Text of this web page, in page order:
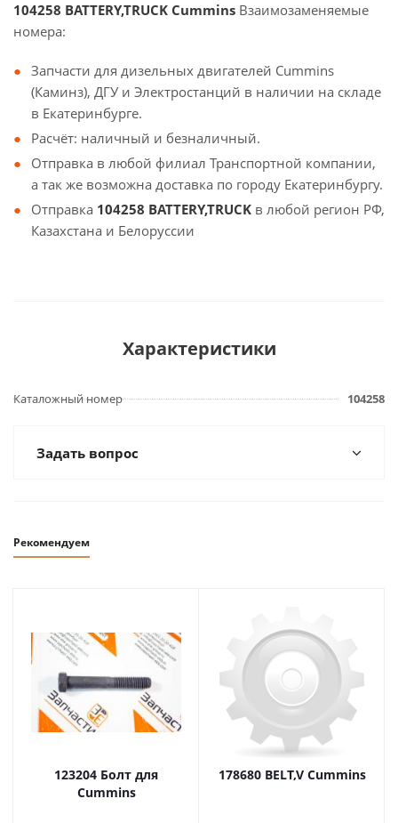
104258 BATTERY,TRUCK Cummins Взаимозаменяемые
номера:
Запчасти для дизельных двигателей Cummins
(Каминз), ДГУ и Электростанций в наличии на складе
в Екатеринбурге.
Расчёт: наличный и безналичный.
Отправка в любой филиал Транспортной компании,
а так же возможна доставка по городу Екатеринбургу.
Отправка 104258 BATTERY,TRUCK в любой регион РФ,
Казахстана и Белоруссии
Характеристики
Каталожный номер 104258
Задать вопрос
Рекомендуем
123204 Болт для
Cummins
178680 BELT,V Cummins